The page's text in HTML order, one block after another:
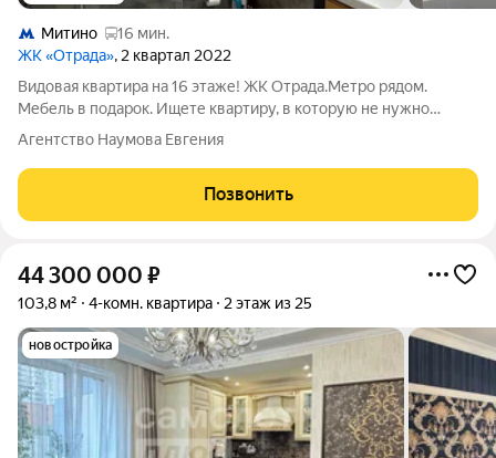
Митино
16 мин.
ЖК «Отрада», 2 квартал 2022
Видовая квартира на 16 этаже! ЖК Отрада.Метро рядом.
Мебель в подарок. Ищете квартиру, в которую не нужно
вкладываться? Вы её нашли! Адрес: МО, г.Красногорск, ЖК
«Отрада», ул. Пятницкая 11. Преимущества: Последний этаж
(16/16): Никто не ходит над
Агентство Наумова Евгения
Позвонить
44 300 000 ₽
103,8 м² 4-комн. квартира 2 этаж из 25
новостройка